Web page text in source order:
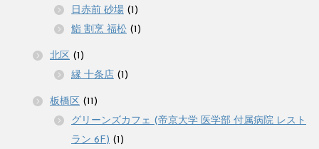
日赤前 砂場 (1)
鮨 割烹 福松 (1)
北区 (1)
縁 十条店 (1)
板橋区 (11)
グリーンズカフェ (帝京大学 医学部 付属病院 レスト
ラン 6F) (1)